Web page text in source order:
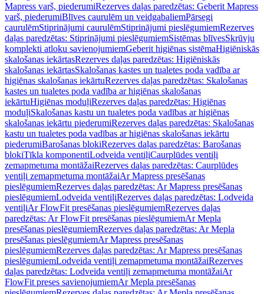
Mapress varš, piederumiRezerves daļas paredzētas: Geberit Mapress
varš, piederumiBlīves caurulēm un veidgabaliemPārsegi
caurulēmStiprinājumi caurulēmStiprinājumi pieslēgumiemRezerves
daļas paredzētas: Stiprinājumi pieslēgumiemSistēmas blīvesSkrūvju
komplekti atloku savienojumiemGeberit higiēnas sistēmaHigiēniskās
skalošanas iekārtasRezerves daļas paredzētas: Higiēniskās
skalošanas iekārtasSkalošanas kastes un tualetes poda vadība ar
higiēnas skalošanas iekārtuRezerves daļas paredzētas: Skalošanas
kastes un tualetes poda vadība ar higiēnas skalošanas
iekārtuHigiēnas moduļiRezerves daļas paredzētas: Higiēnas
moduļiSkalošanas kastu un tualetes poda vadības ar higiēnas
skalošanas iekārtu piederumiRezerves daļas paredzētas: Skalošanas
kastu un tualetes poda vadības ar higiēnas skalošanas iekārtu
piederumiBarošanas blokiRezerves daļas paredzētas: Barošanas
blokiTīkla komponentiLodveida ventiļiCaurplūdes ventiļi
zemapmetuma montāžaiRezerves daļas paredzētas: Caurplūdes
ventiļi zemapmetuma montāžaiAr Mapress presēšanas
pieslēgumiemRezerves daļas paredzētas: Ar Mapress presēšanas
pieslēgumiemLodveida ventiļiRezerves daļas paredzētas: Lodveida
ventiļiAr FlowFit presēšanas pieslēgumiemRezerves daļas
paredzētas: Ar FlowFit presēšanas pieslēgumiemAr Mepla
presēšanas pieslēgumiemRezerves daļas paredzētas: Ar Mepla
presēšanas pieslēgumiemAr Mapress presēšanas
pieslēgumiemRezerves daļas paredzētas: Ar Mapress presēšanas
pieslēgumiemLodveida ventiļi zemapmetuma montāžaiRezerves
daļas paredzētas: Lodveida ventiļi zemapmetuma montāžaiAr
FlowFit preses savienojumiemAr Mepla presēšanas